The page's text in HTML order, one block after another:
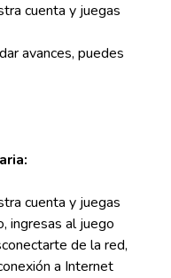
cuenta y juegas
avances, puedes
cuenta y juegas
ingresas al juego
de la red,
a Internet